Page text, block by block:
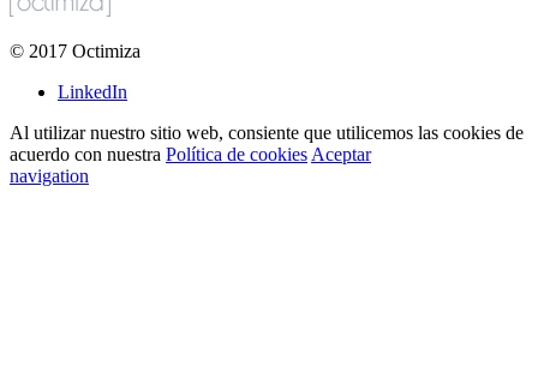
© 2017 Octimiza
LinkedIn
Al utilizar nuestro sitio web, consiente que utilicemos las cookies de
acuerdo con nuestra Política de cookies Aceptar
navigation